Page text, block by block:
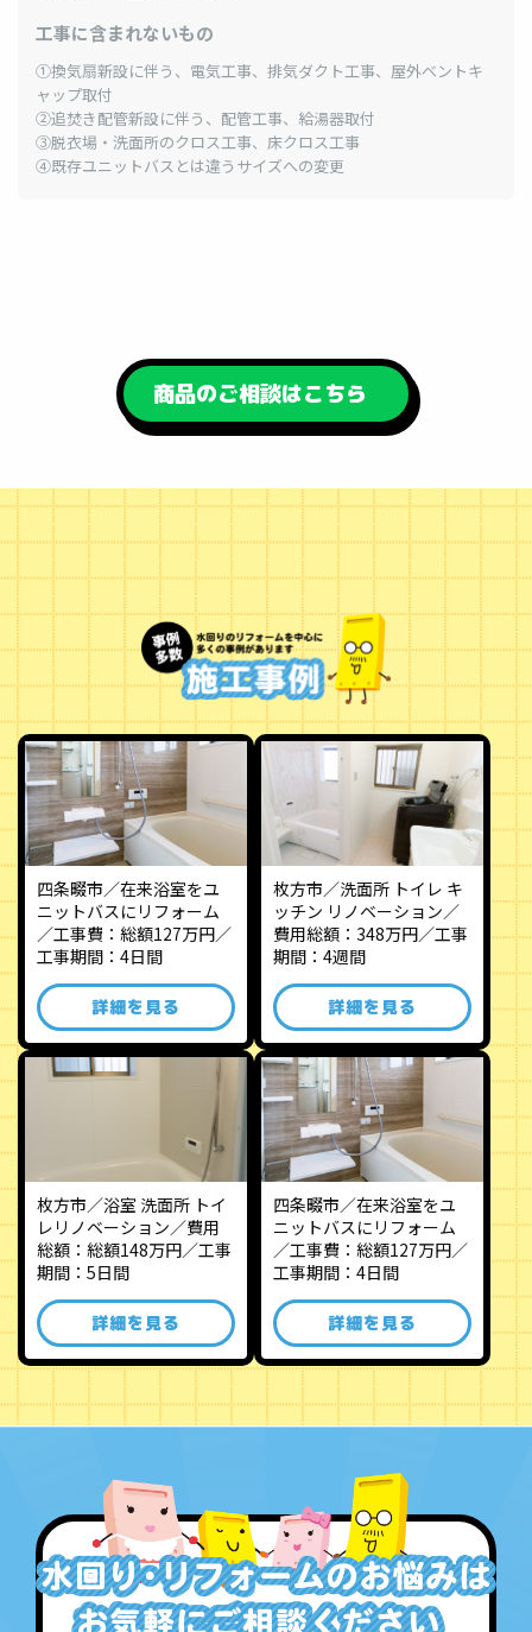
工事に含まれないもの
①換気扇新設に伴う、電気工事、排気ダクト工事、屋外ベントキ
ャップ取付
②追焚き配管新設に伴う、配管工事、給湯器取付
③脱衣場・洗面所のクロス工事、床クロス工事
④既存ユニットバスとは違うサイズへの変更
商品のご相談はこちら
四条畷市／在来浴室をユ
ニットバスにリフォーム
／工事費：総額127万円／
工事期間：4日間
詳細を見る
枚方市／洗面所 トイレ キ
ッチン リノベーション／
費用総額：348万円／工事
期間：4週間
詳細を見る
枚方市／浴室 洗面所 トイ
レリノベーション／費用
総額：総額148万円／工事
期間：5日間
詳細を見る
四条畷市／在来浴室をユ
ニットバスにリフォーム
／工事費：総額127万円／
工事期間：4日間
詳細を見る